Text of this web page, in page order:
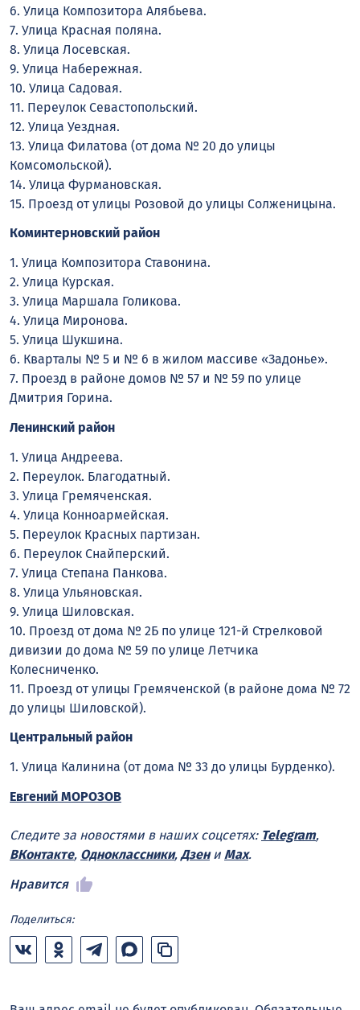
6. Улица Композитора Алябьева.
7. Улица Красная поляна.
8. Улица Лосевская.
9. Улица Набережная.
10. Улица Садовая.
11. Переулок Севастопольский.
12. Улица Уездная.
13. Улица Филатова (от дома № 20 до улицы
Комсомольской).
14. Улица Фурмановская.
15. Проезд от улицы Розовой до улицы Солженицына.
Коминтерновский район
1. Улица Композитора Ставонина.
2. Улица Курская.
3. Улица Маршала Голикова.
4. Улица Миронова.
5. Улица Шукшина.
6. Кварталы № 5 и № 6 в жилом массиве «Задонье».
7. Проезд в районе домов № 57 и № 59 по улице
Дмитрия Горина.
Ленинский район
1. Улица Андреева.
2. Переулок. Благодатный.
3. Улица Гремяченская.
4. Улица Конноармейская.
5. Переулок Красных партизан.
6. Переулок Снайперский.
7. Улица Степана Панкова.
8. Улица Ульяновская.
9. Улица Шиловская.
10. Проезд от дома № 2Б по улице 121-й Стрелковой
дивизии до дома № 59 по улице Летчика
Колесниченко.
11. Проезд от улицы Гремяченской (в районе дома № 72
до улицы Шиловской).
Центральный район
1. Улица Калинина (от дома № 33 до улицы Бурденко).
Евгений МОРОЗОВ
Следите за новостями в наших соцсетях: Telegram,
ВКонтакте, Одноклассники, Дзени Max.
Нравится
Поделиться: